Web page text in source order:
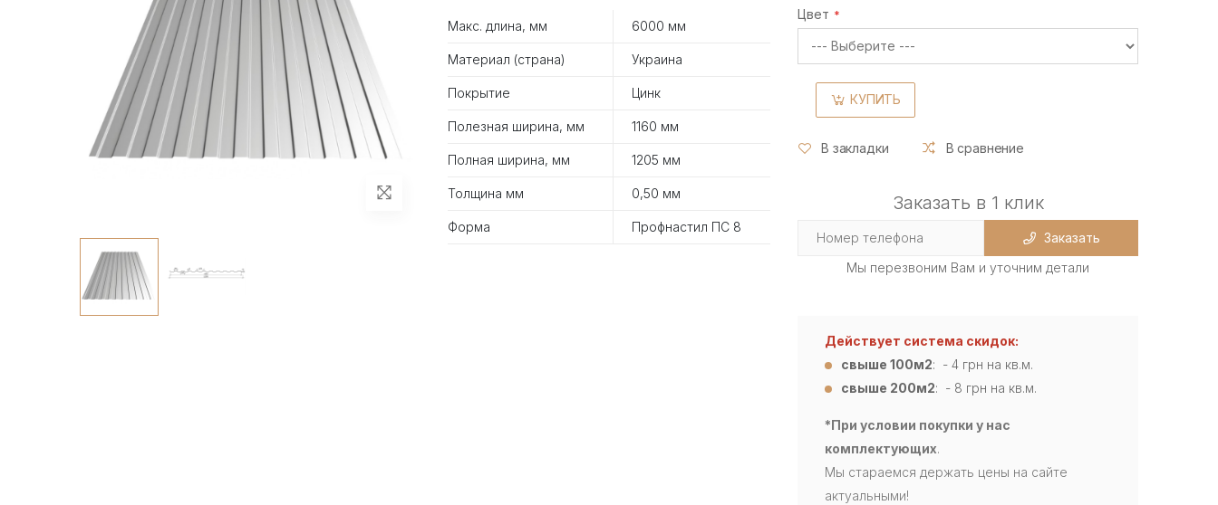
Макс. длина, мм 6000 мм
Материал (страна) Украина
Покрытие Цинк
Полезная ширина, мм 1160 мм
Полная ширина, мм 1205 мм
Толщина мм 0,50 мм
Форма Профнастил ПС 8
Цвет
КУПИТЬ
В закладки В сравнение
Заказать в 1 клик
Заказать
Мы перезвоним Вам и уточним детали
Действует система скидок:
свыше 100м2: - 4 грн на кв.м.
свыше 200м2: - 8 грн на кв.м.
*При условии покупки у нас
комплектующих.
Мы стараемся держать цены на сайте
актуальными!